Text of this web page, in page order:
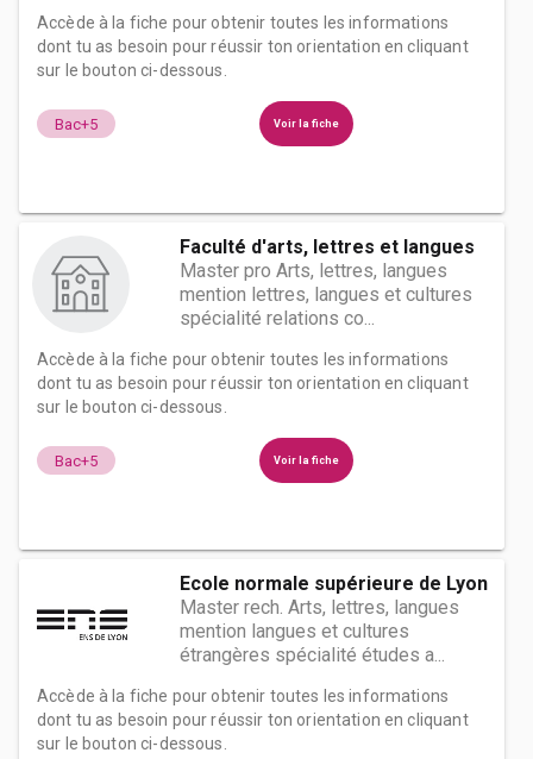
Accède à la fiche pour obtenir toutes les informations
dont tu as besoin pour réussir ton orientation en cliquant
sur le bouton ci-dessous.
Bac+5 Voir la fiche
Faculté d'arts, lettres et langues
Master pro Arts, lettres, langues
mention lettres, langues et cultures
spécialité relations co...
Accède à la fiche pour obtenir toutes les informations
dont tu as besoin pour réussir ton orientation en cliquant
sur le bouton ci-dessous.
Bac+5 Voir la fiche
Ecole normale supérieure de Lyon
Master rech. Arts, lettres, langues
mention langues et cultures
étrangères spécialité études a...
Accède à la fiche pour obtenir toutes les informations
dont tu as besoin pour réussir ton orientation en cliquant
sur le bouton ci-dessous.